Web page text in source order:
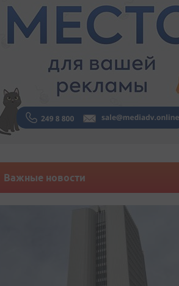
Важные новости